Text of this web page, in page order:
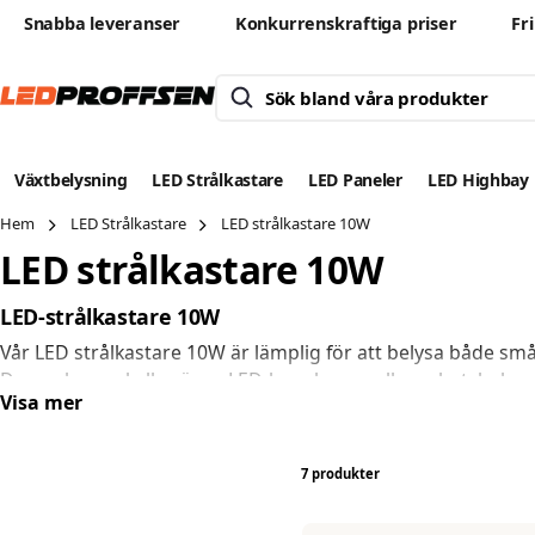
Snabba leveranser Konkurrenskraftiga priser
Växtbelysning LED Strålkastare LED Paneler LED Highbay
Hem LED Strålkastare LED strålkastare 10W
LED strålkastare 10W
LED-strålkastare 10W
Vår LED strålkastare 10W är lämplig för att belysa både
Denna lampa kallas även LED-bygglampa eller
förbrukar mindre ström och nästan ingen energi går
LED-strålkastare med lägre watt i din privata trädgård.
Visa mer
7 produkter